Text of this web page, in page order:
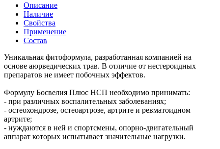
Описание
Наличие
Свойства
Применение
Состав
Уникaльная фитоформула, разработанная компанией на
основе аюрведических трав. В отличие от нестероидных
препаратов не имеет побочных эффектов.
Формулу Босвелия Плюс НСП необходимо принимать:
- при различных воспалительных заболеваниях;
- остеохондрозе, остеоартрозе, артрите и ревматоидном
артрите;
- нуждаются в ней и спортсмены, опорно-двигательный
аппарат которых испытывает значительные нагрузки.